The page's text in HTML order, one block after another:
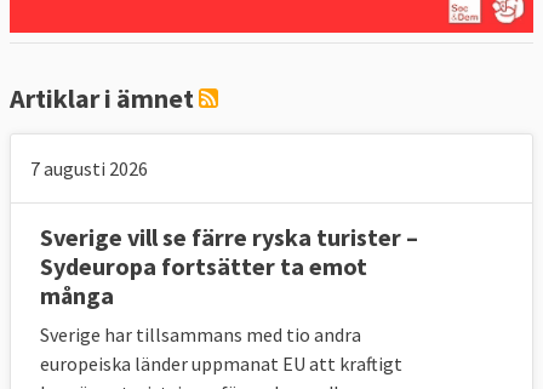
Artiklar i ämnet
7 augusti 2026
Sverige vill se färre ryska turister –
Sydeuropa fortsätter ta emot
många
Sverige har tillsammans med tio andra
europeiska länder uppmanat EU att kraftigt